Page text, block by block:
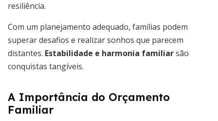
resiliência.
Com um planejamento adequado, famílias podem
superar desafios e realizar sonhos que parecem
distantes. Estabilidade e harmonia familiarsão
conquistas tangíveis.
A Importância do Orçamento
Familiar